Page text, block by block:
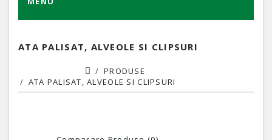
ATA PALISAT, ALVEOLE SI CLIPSURI
PRODUSE
ATA PALISAT, ALVEOLE SI CLIPSURI